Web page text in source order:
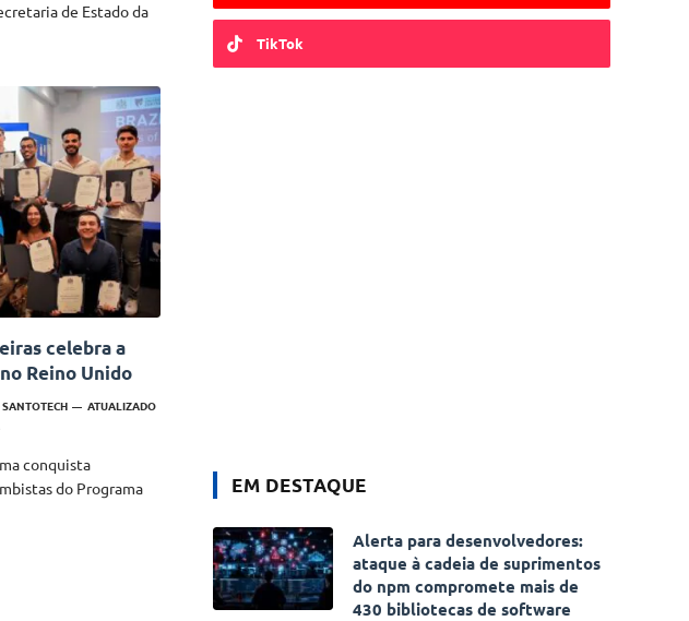
de Estado da
celebra a
Reino Unido
ATUALIZADO
conquista
do Programa
TikTok
EM DESTAQUE
Alerta para desenvolvedores:
ataque à cadeia de suprimentos
do npm compromete mais de
430 bibliotecas de software